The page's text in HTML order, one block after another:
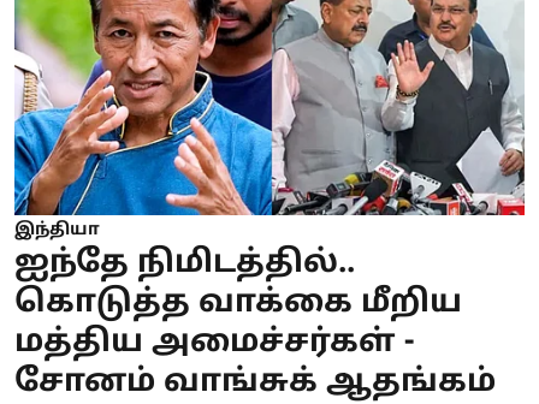
இந்தியா
ஐந்தே நிமிடத்தில்..
கொடுத்த வாக்கை மீறிய
மத்திய அமைச்சர்கள் -
சோனம் வாங்சுக் ஆதங்கம்